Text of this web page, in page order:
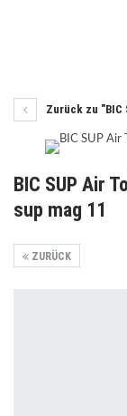
Zurück zu "BIC
BIC SUP Air
sup mag 11
ZURÜCK